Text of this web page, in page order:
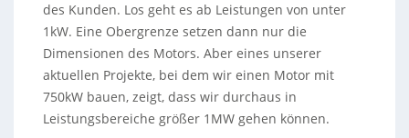
des Kunden. Los geht es ab Leistungen von unter
1kW. Eine Obergrenze setzen dann nur die
Dimensionen des Motors. Aber eines unserer
aktuellen Projekte, bei dem wir einen Motor mit
750kW bauen, zeigt, dass wir durchaus in
Leistungsbereiche größer 1MW gehen können.